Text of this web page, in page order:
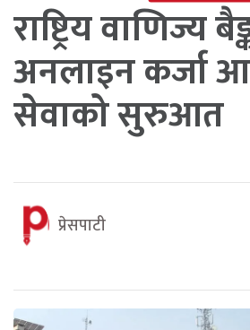
राष्ट्रिय वाणिज्य
अनलाइन कर्जा
सेवाको सुरुआत
प्रेसपाटी